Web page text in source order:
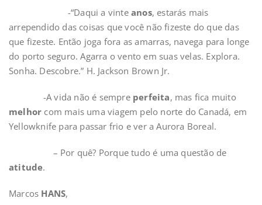
-“Daqui a vinte anos, estarás mais
arrependido das coisas que você não fizeste do que das
que fizeste. Então joga fora as amarras, navega para longe
do porto seguro. Agarra o vento em suas velas. Explora.
Sonha. Descobre.” H. Jackson Brown Jr.
-A vida não é sempre perfeita, mas fica muito
melhor com mais uma viagem pelo norte do Canadá, em
Yellowknife para passar frio e ver a Aurora Boreal.
– Por quê? Porque tudo é uma questão de
atitude.
Marcos HANS,